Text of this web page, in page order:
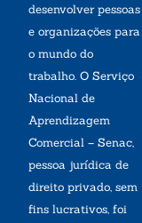
desenvolver pessoas
e organizações para
o mundo do
trabalho. O Serviço
Nacional de
Aprendizagem
Comercial – Senac,
pessoa jurídica de
direito privado, sem
fins lucrativos, foi